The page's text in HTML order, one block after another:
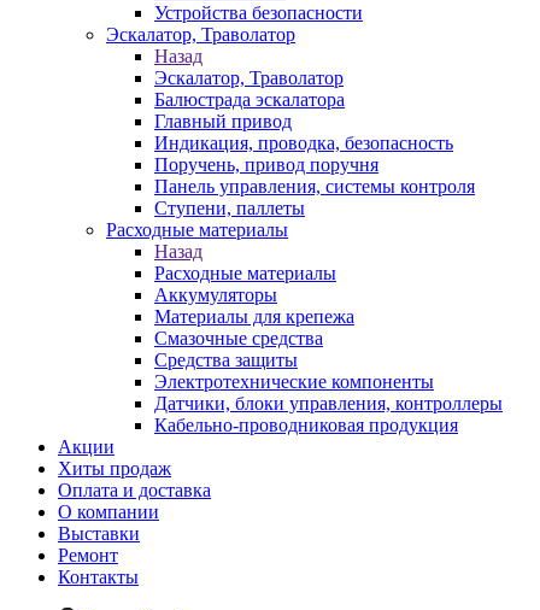
Устройства безопасности
Эскалатор, Траволатор
Назад
Эскалатор, Траволатор
Балюстрада эскалатора
Главный привод
Индикация, проводка, безопасность
Поручень, привод поручня
Панель управления, системы контроля
Ступени, паллеты
Расходные материалы
Назад
Расходные материалы
Аккумуляторы
Материалы для крепежа
Смазочные средства
Средства защиты
Электротехнические компоненты
Датчики, блоки управления, контроллеры
Кабельно-проводниковая продукция
Акции
Хиты продаж
Оплата и доставка
О компании
Выставки
Ремонт
Контакты